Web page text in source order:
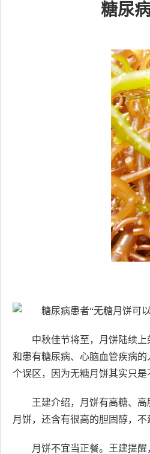
糖尿
中秋佳节将至，月饼陆续
和患有糖尿病、心脑血管疾病
个误区，因为无糖月饼其实只
王建介绍，月饼有高糖、
月饼，还含有很高的胆固醇，
月饼不宜当正餐。王建提